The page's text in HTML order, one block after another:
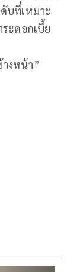
บที่เหมาะ
ะดอกเบี้ย
างหน้า”